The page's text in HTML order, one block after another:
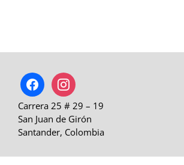
facebookinstagram
Carrera 25 # 29 – 19
San Juan de Girón
Santander, Colombia